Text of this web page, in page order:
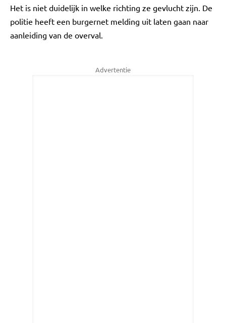
Het is niet duidelijk in welke richting ze gevlucht zijn. De
politie heeft een burgernet melding uit laten gaan naar
aanleiding van de overval.
Advertentie